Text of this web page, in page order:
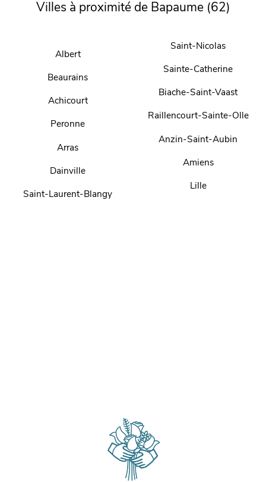
Villes à proximité de Bapaume (62)
Albert
Beaurains
Achicourt
Peronne
Arras
Dainville
Saint-Laurent-Blangy
Saint-Nicolas
Sainte-Catherine
Biache-Saint-Vaast
Raillencourt-Sainte-Olle
Anzin-Saint-Aubin
Amiens
Lille